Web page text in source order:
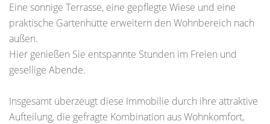
Eine sonnige Terrasse, eine gepflegte Wiese und eine
praktische Gartenhütte erweitern den Wohnbereich nach
außen.
Hier genießen Sie entspannte Stunden im Freien und
gesellige Abende.
Insgesamt überzeugt diese Immobilie durch ihre attraktive
Aufteilung, die gefragte Kombination aus Wohnkomfort,